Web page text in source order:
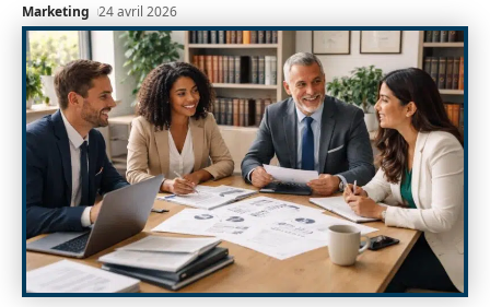
Marketing 24 avril 2026